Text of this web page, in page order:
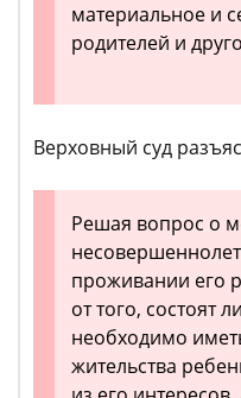
материальное и
родителей и
Верховный суд
Решая вопрос о
проживании его
от того, состоят
необходимо
жительства